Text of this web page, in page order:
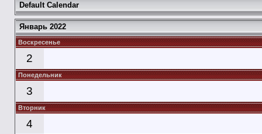
Default Calendar
Январь 2022
Воскресенье
2
Понедельник
3
Вторник
4